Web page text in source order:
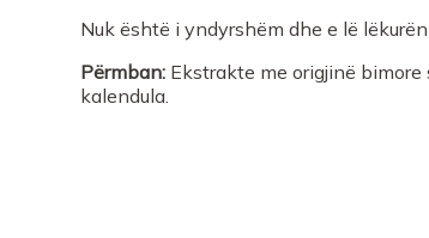
Nuk është i yndyrshëm dhe e lë
Përmban: Ekstrakte me origjinë bimore
kalendula.